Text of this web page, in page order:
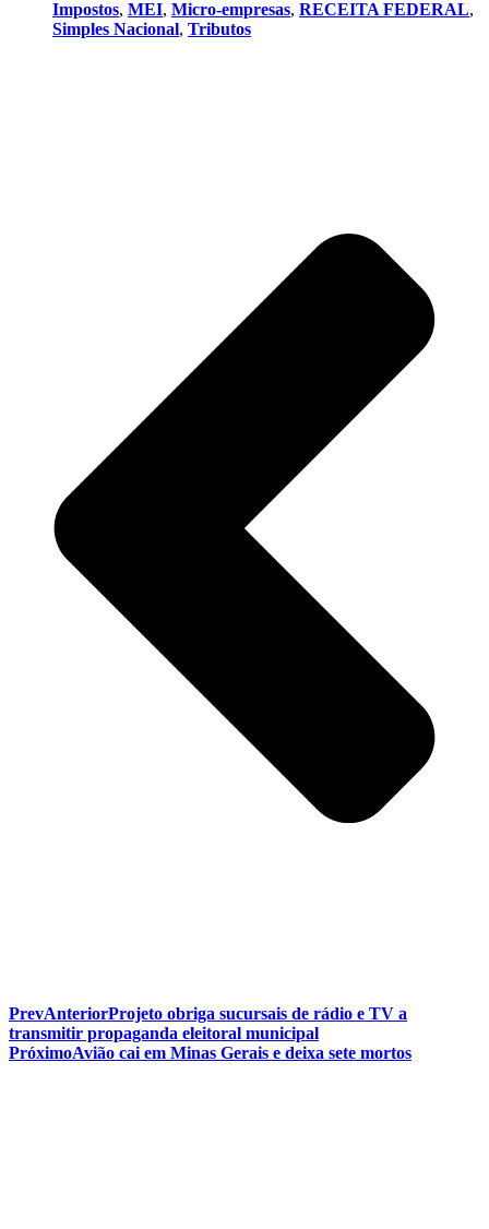
Impostos, MEI, Micro-empresas, RECEITA FEDERAL,
Simples Nacional, Tributos
PrevAnteriorProjeto obriga sucursais de rádio e TV a
transmitir propaganda eleitoral municipal
PróximoAvião cai em Minas Gerais e deixa sete mortos